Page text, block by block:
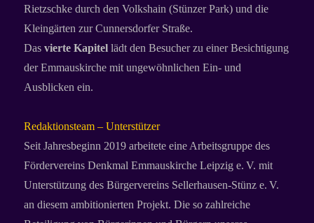
Rietzschke durch den Volkshain (Stünzer Park) und die
Kleingärten zur Cunnersdorfer Straße.
Dasvierte Kapitel lädt den Besucher zu einer Besichtigung
der Emmauskirche mit ungewöhnlichen Ein- und
Ausblicken ein.
Redaktionsteam – Unterstützer
Seit Jahresbeginn 2019 arbeitete eine Arbeitsgruppe des
Fördervereins Denkmal Emmauskirche Leipzig e. V. mit
Unterstützung des Bürgervereins Sellerhausen-Stünz e. V.
an diesem ambitionierten Projekt. Die so zahlreiche